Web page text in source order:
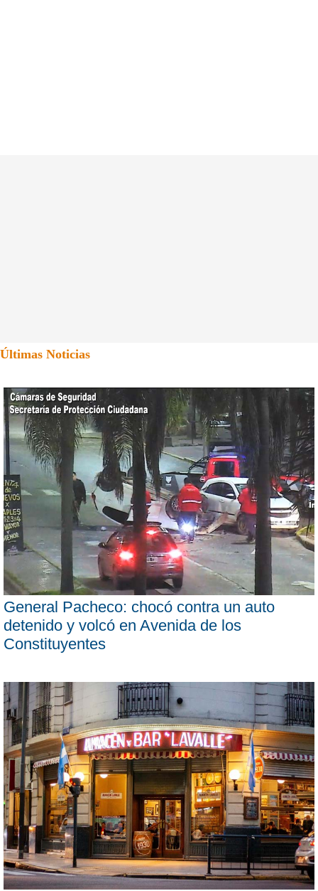
Últimas Noticias
General Pacheco: chocó contra un auto
detenido y volcó en Avenida de los
Constituyentes